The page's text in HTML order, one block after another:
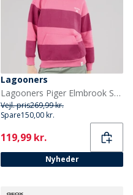
Lagooners
Lagooners Piger Elmbrook Stribet Hættetrøje Bright Pink
Vejl. pris269,99 kr.
Spare150,00 kr.
Current
119,99 kr.
Nyheder